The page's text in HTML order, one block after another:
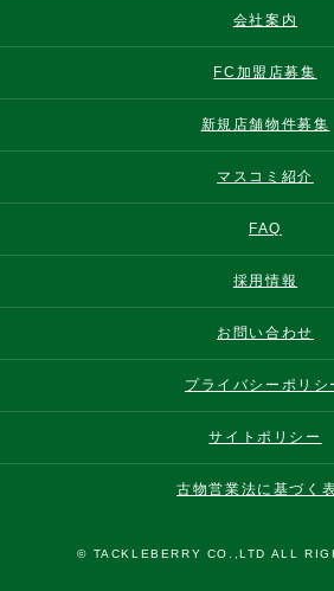
会社案内
FC加盟店募集
新規店舗物件募集
マスコミ紹介
FAQ
採用情報
お問い合わせ
プライバシーポリシ
サイトポリシー
古物営業法に基づく
© TACKLEBERRY CO.,LTD ALL